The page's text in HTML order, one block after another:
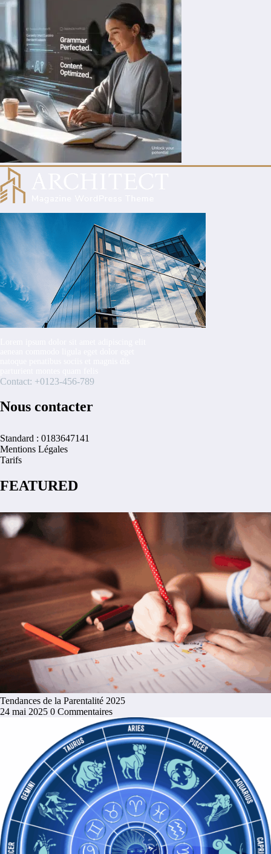
Contact: +0123-456-789
Nous contacter
Standard : 0183647141
Mentions Légales
Tarifs
FEATURED
Tendances de la Parentalité 2025
24 mai 2025 0 Commentaires